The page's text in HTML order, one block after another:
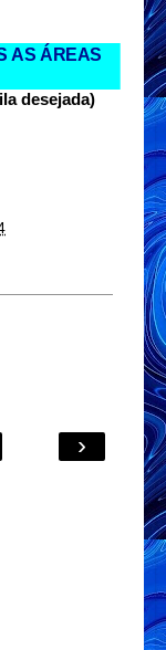
AS ÁREAS
desejada)
›